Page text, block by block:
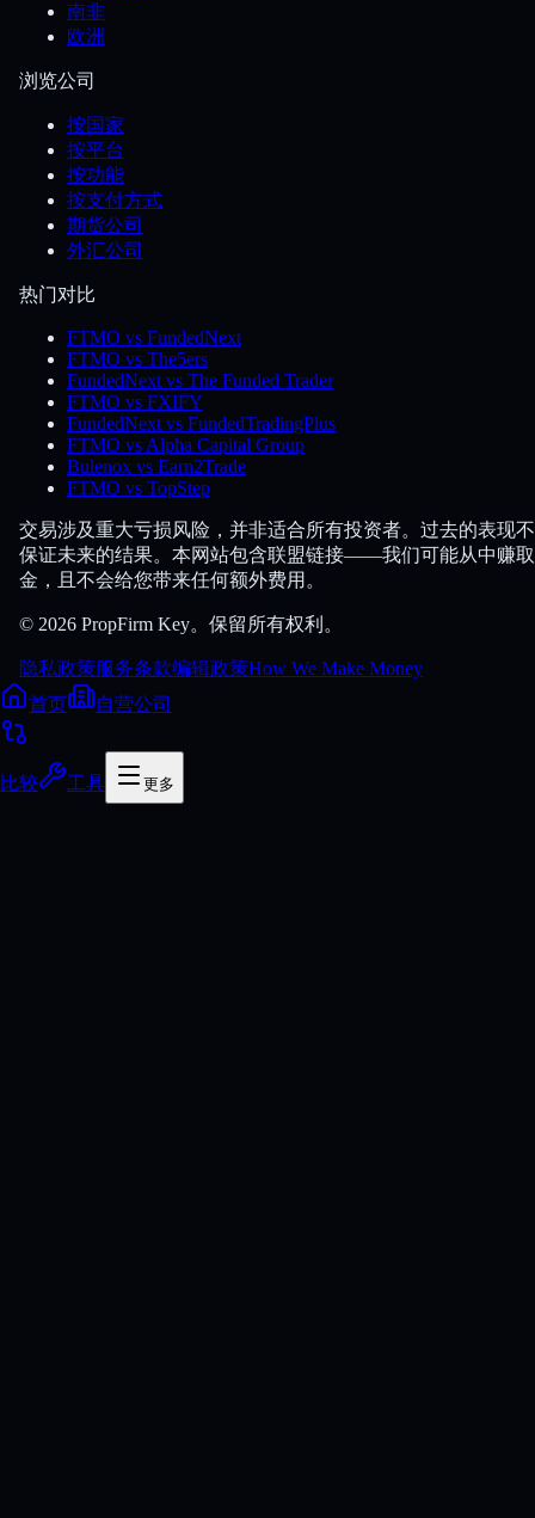
南非
欧洲
浏览公司
按国家
按平台
按功能
按支付方式
期货公司
外汇公司
热门对比
FTMO vs FundedNext
FTMO vs The5ers
FundedNext vs The Funded Trader
FTMO vs FXIFY
FundedNext vs FundedTradingPlus
FTMO vs Alpha Capital Group
Bulenox vs Earn2Trade
FTMO vs TopStep
交易涉及重大亏损风险，并非适合所有投资者。过去的表现
保证未来的结果。本网站包含联盟链接——我们可能从中赚
金，且不会给您带来任何额外费用。
© 2026 PropFirm Key。保留所有权利。
隐私政策服务条款编辑政策How We Make Money
首页
自营公司
比较 工具 更多